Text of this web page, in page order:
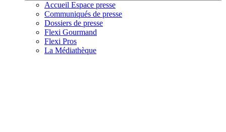
Accueil Espace presse
Communiqués de presse
Dossiers de presse
Flexi Gourmand
Flexi Pros
La Médiathèque